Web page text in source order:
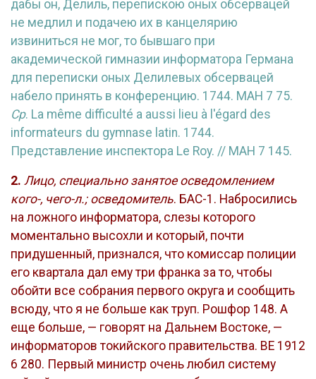
дабы он, Делиль, перепискою оных обсервацей
не медлил и подачею их в канцелярию
извиниться не мог, то бывшаго при
академической гимназии информатора Германа
для переписки оных Делилевых обсервацей
набело принять в конференцию. 1744. МАН 7 75.
Ср. La même difficulté a aussi lieu à l'égard des
informateurs du gymnase latin. 1744.
Представление инспектора Le Roy. // МАН 7 145.
2. Лицо, специально занятое осведомлением
кого-, чего-л.; осведомитель. БАС-1. Набросились
на ложного информатора, слезы которого
моментально высохли и который, почти
придушенный, признался, что комиссар полиции
его квартала дал ему три франка за то, чтобы
обойти все собрания первого округа и сообщить
всюду, что я не больше как труп. Рошфор 148. А
еще больше, — говорят на Дальнем Востоке, —
информаторов токийского правительства. ВЕ 1912
6 280. Первый министр очень любил систему